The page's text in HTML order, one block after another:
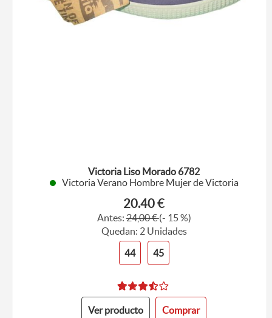
Victoria Liso Morado 6782
Victoria Verano Hombre Mujer de Victoria
20.40 €
Antes:24,00 €(- 15 %)
Quedan: 2 Unidades
44
45
Ver producto Comprar